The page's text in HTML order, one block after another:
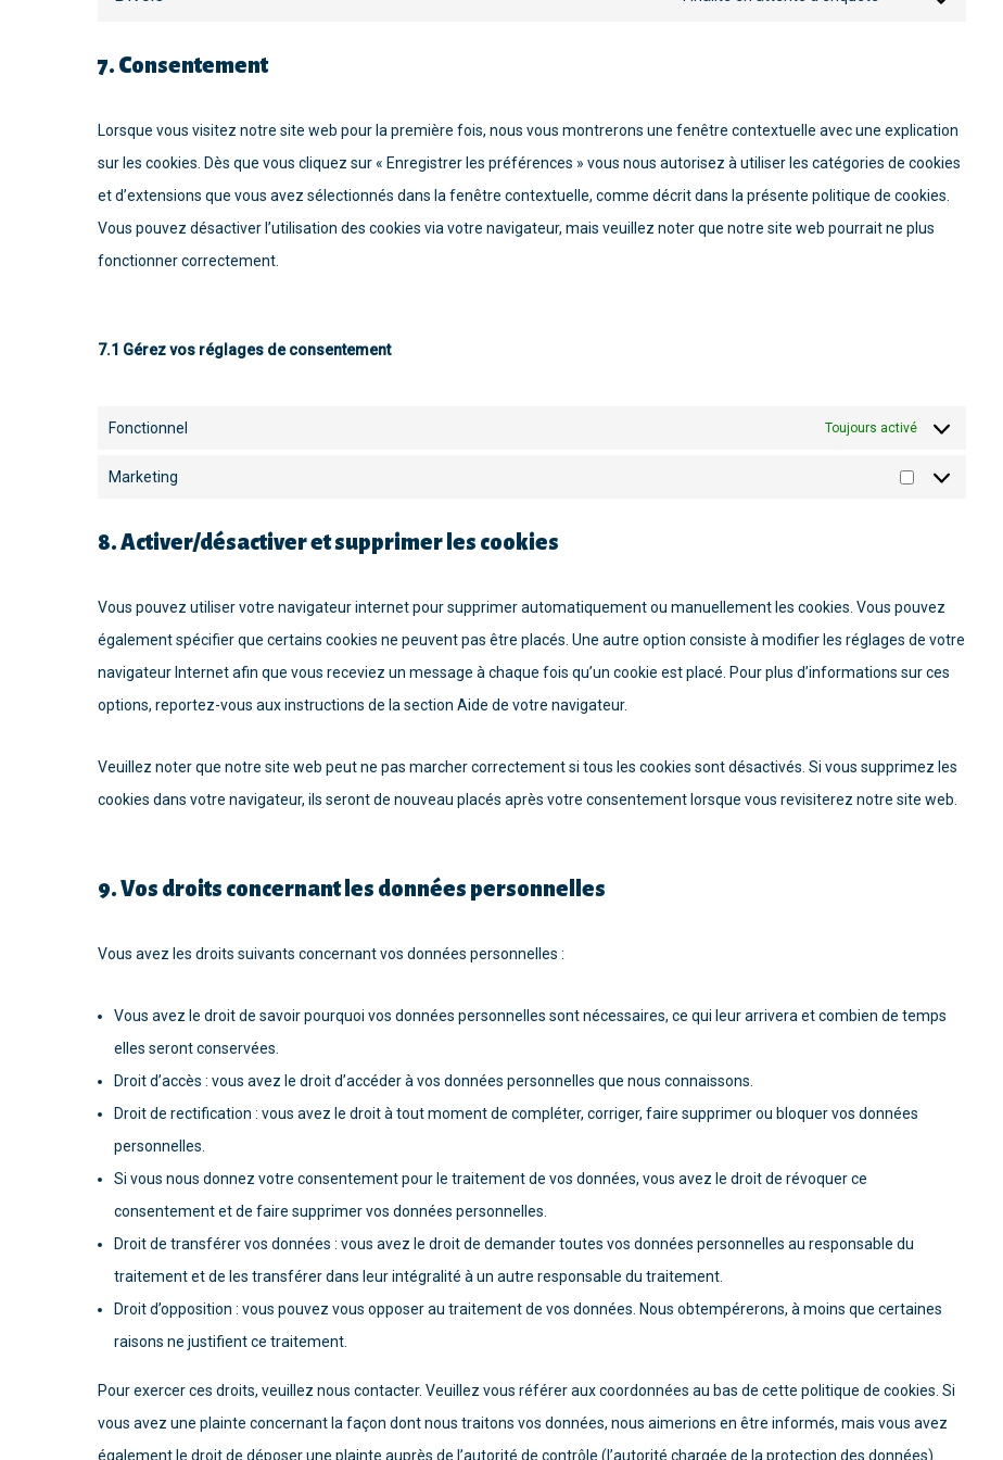
7. Consentement
Lorsque vous visitez notre site web pour la première fois, nous vous montrerons une fenêtre contextuelle avec une explication
sur les cookies. Dès que vous cliquez sur « Enregistrer les préférences » vous nous autorisez à utiliser les catégories de cookies
et d’extensions que vous avez sélectionnés dans la fenêtre contextuelle, comme décrit dans la présente politique de cookies.
Vous pouvez désactiver l’utilisation des cookies via votre navigateur, mais veuillez noter que notre site web pourrait ne plus
fonctionner correctement.
7.1 Gérez vos réglages de consentement
Fonctionnel Toujours activé
Marketing
8. Activer/désactiver et supprimer les cookies
Vous pouvez utiliser votre navigateur internet pour supprimer automatiquement ou manuellement les cookies. Vous pouvez
également spécifier que certains cookies ne peuvent pas être placés. Une autre option consiste à modifier les réglages de votre
navigateur Internet afin que vous receviez un message à chaque fois qu’un cookie est placé. Pour plus d’informations sur ces
options, reportez-vous aux instructions de la section Aide de votre navigateur.
Veuillez noter que notre site web peut ne pas marcher correctement si tous les cookies sont désactivés. Si vous supprimez les
cookies dans votre navigateur, ils seront de nouveau placés après votre consentement lorsque vous revisiterez notre site web.
9. Vos droits concernant les données personnelles
Vous avez les droits suivants concernant vos données personnelles :
Vous avez le droit de savoir pourquoi vos données personnelles sont nécessaires, ce qui leur arrivera et combien de temps
elles seront conservées.
Droit d’accès : vous avez le droit d’accéder à vos données personnelles que nous connaissons.
Droit de rectification : vous avez le droit à tout moment de compléter, corriger, faire supprimer ou bloquer vos données
personnelles.
Si vous nous donnez votre consentement pour le traitement de vos données, vous avez le droit de révoquer ce
consentement et de faire supprimer vos données personnelles.
Droit de transférer vos données : vous avez le droit de demander toutes vos données personnelles au responsable du
traitement et de les transférer dans leur intégralité à un autre responsable du traitement.
Droit d’opposition : vous pouvez vous opposer au traitement de vos données. Nous obtempérerons, à moins que certaines
raisons ne justifient ce traitement.
Pour exercer ces droits, veuillez nous contacter. Veuillez vous référer aux coordonnées au bas de cette politique de cookies. Si
vous avez une plainte concernant la façon dont nous traitons vos données, nous aimerions en être informés, mais vous avez
également le droit de déposer une plainte auprès de l’autorité de contrôle (l’autorité chargée de la protection des données).